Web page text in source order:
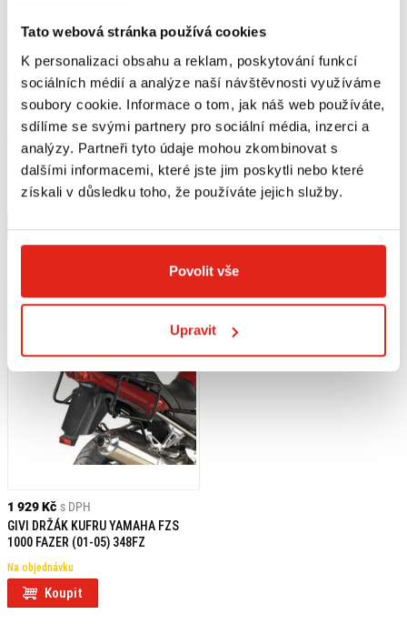
Tato webová stránka používá cookies
K personalizaci obsahu a reklam, poskytování funkcí
sociálních médií a analýze naší návštěvnosti využíváme
soubory cookie. Informace o tom, jak náš web používáte,
sdílíme se svými partnery pro sociální média, inzerci a
analýzy. Partneři tyto údaje mohou zkombinovat s
dalšími informacemi, které jste jim poskytli nebo které
získali v důsledku toho, že používáte jejich služby.
Povolit vše
Upravit
SW MOTECH NOSIČ ALURACK
Na objednávku
SW MOTECH QL PLOTNA
HLINÍKOVÁ ČERNÁ
Na objednávku
1 929 Kč s DPH
GIVI DRŽÁK KUFRU YAMAHA FZS
1000 FAZER (01-05) 348FZ
Na objednávku
Koupit